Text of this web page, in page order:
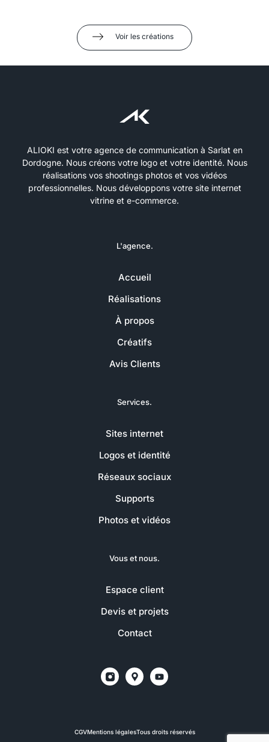
Voir les créations
ALIOKI est votre agence de communication à Sarlat en
Dordogne. Nous créons votre logo et votre identité. Nous
réalisations vos shootings photos et vos vidéos
professionnelles. Nous développons votre site internet
vitrine et e-commerce.
L'agence.
Accueil
Réalisations
À propos
Créatifs
Avis Clients
Services.
Sites internet
Logos et identité
Réseaux sociaux
Supports
Photos et vidéos
Vous et nous.
Espace client
Devis et projets
Contact
CGVMentions légalesTous droits réservés